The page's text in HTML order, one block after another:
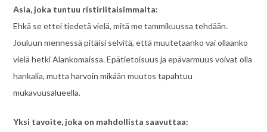
Asia, joka tuntuu ristiriitaisimmalta:
Ehkä se ettei tiedetä vielä, mitä me tammikuussa tehdään.
Jouluun mennessä pitäisi selvitä, että muutetaanko vai ollaanko
vielä hetki Alankomaissa. Epätietoisuus ja epävarmuus voivat olla
hankalia, mutta harvoin mikään muutos tapahtuu
mukavuusalueella.
Yksi tavoite, joka on mahdollista saavuttaa: